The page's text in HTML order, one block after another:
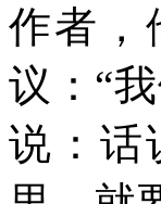
作者，
议：“
说：话